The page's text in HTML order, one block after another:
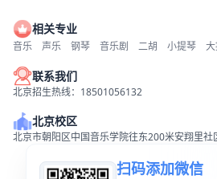
相关专业
音乐 声乐 钢琴 音乐剧 二胡 小提琴
联系我们
北京招生热线：18501056132
北京校区
北京市朝阳区中国音乐学院往东200米安翔里社
扫码添加微信